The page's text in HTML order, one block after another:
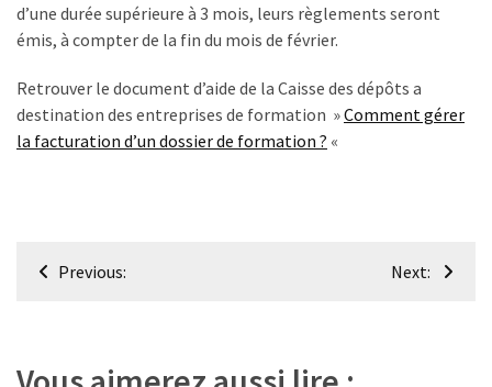
d’une durée supérieure à 3 mois, leurs règlements seront
émis, à compter de la fin du mois de février.
Retrouver le document d’aide de la Caisse des dépôts a
destination des entreprises de formation »Comment gérer
la facturation d’un dossier de formation ? «
Navigation
Previous: Next: